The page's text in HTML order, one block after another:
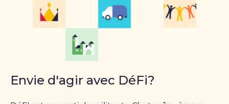
Envie d'agir avec DéFi?